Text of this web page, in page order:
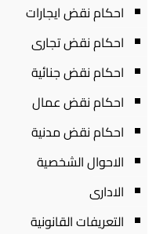
احكام نقض ايجارات
احكام نقض تجارى
احكام نقض جنائية
احكام نقض عمال
احكام نقض مدنية
الاحوال الشخصية
الادارى
التعريفات القانونية